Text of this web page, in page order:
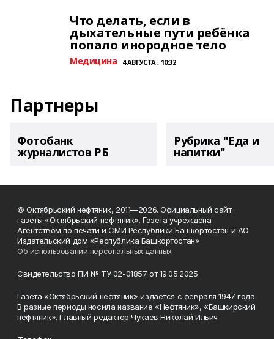
Что делать, если в
дыхательные пути ребёнка
попало инородное тело
Медицина 4 АВГУСТА , 10:32
Партнеры
Фотобанк
журналистов РБ
Рубрика "Еда и
напитки"
© Октябрьский нефтяник, 2011—2026. Официальный сайт
газеты «Октябрьский нефтяник». Газета учреждена
Агентством по печати и СМИ Республики Башкортостан и АО
Издательский дом «Республика Башкортостан»
Об использовании персональных данных
Свидетельство ПИ № ТУ 02-01857 от 19.05.2025
Газета «Октябрьский нефтяник» издается с февраля 1947 года.
В разные периоды носила название «Нефтяник», «Башкирский
нефтяник». Главный редактор Чукаев Николай Ильич